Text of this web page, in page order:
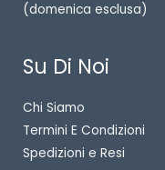
(domenica esclusa)
Su Di Noi
Chi Siamo
Termini E Condizioni
Spedizioni e Resi